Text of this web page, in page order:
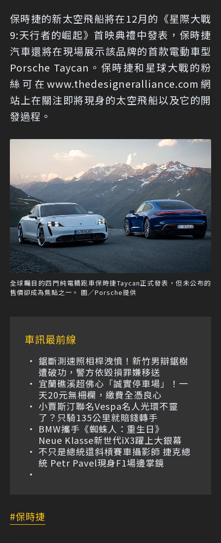
保時捷的新太空飛船將在12月的《星際大戰
9:天行者的崛起》首映典禮中發表，保時捷
汽車還將在現場展示該品牌的首款電動車型
Porsche Taycan。保時捷和星球大戰的粉
絲可在www.thedesigneralliance.com網
站上在關注即將現身的太空飛船以及它的開
發過程。
全球矚目的四門純電轎跑車保時捷Taycan正式發表，但未公布的
售價卻成為焦點之一。 圖／Porsche提供
車訊最前線
鋸斷測速照相桿洩憤！新竹男辯鋸樹
遭破功，警方依毀損罪嫌移送
宜蘭礁溪超佛心「誠實停車場」！一
天20元無柵欄，繳費全憑良心
小賈斯汀聯名Vespa名人光環不靈
了？只騎135公里就賠錢轉手
BMW攜手《蜘蛛人：重生日》
Neue Klasse新世代iX3躍上大銀幕
不只是總統還斜槓賽車攝影師 捷克總
統 Petr Pavel現身F1場邊掌鏡
保時捷